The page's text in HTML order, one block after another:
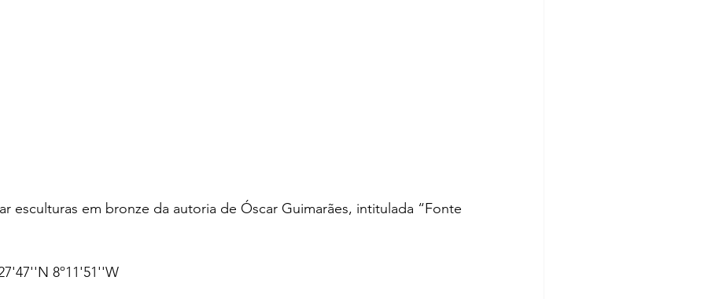
esculturas em bronze da autoria de Óscar Guimarães, intitulada “Fonte
8º11'51''W